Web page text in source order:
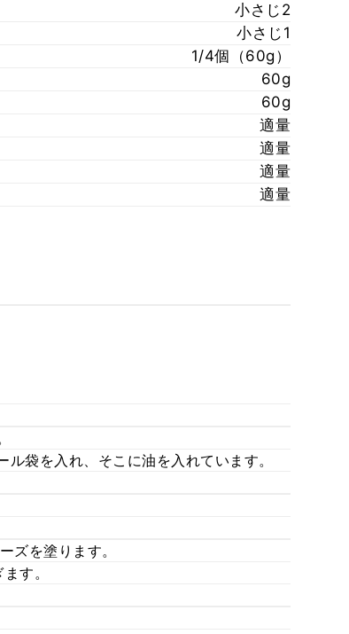
小さじ2
小さじ1
1/4個（60g）
60g
60g
適量
適量
適量
適量
袋を入れ、そこに油を入れています。
ズを塗ります。
す。